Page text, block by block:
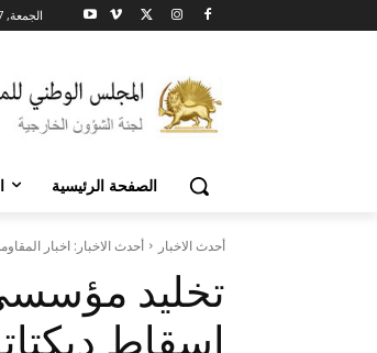
الجمعة, 7 أغسطس 2026
الصفحة الرئيسية
أحدث الاخبار أحدث الاخبار: اخبار
تخلید
إسقاط